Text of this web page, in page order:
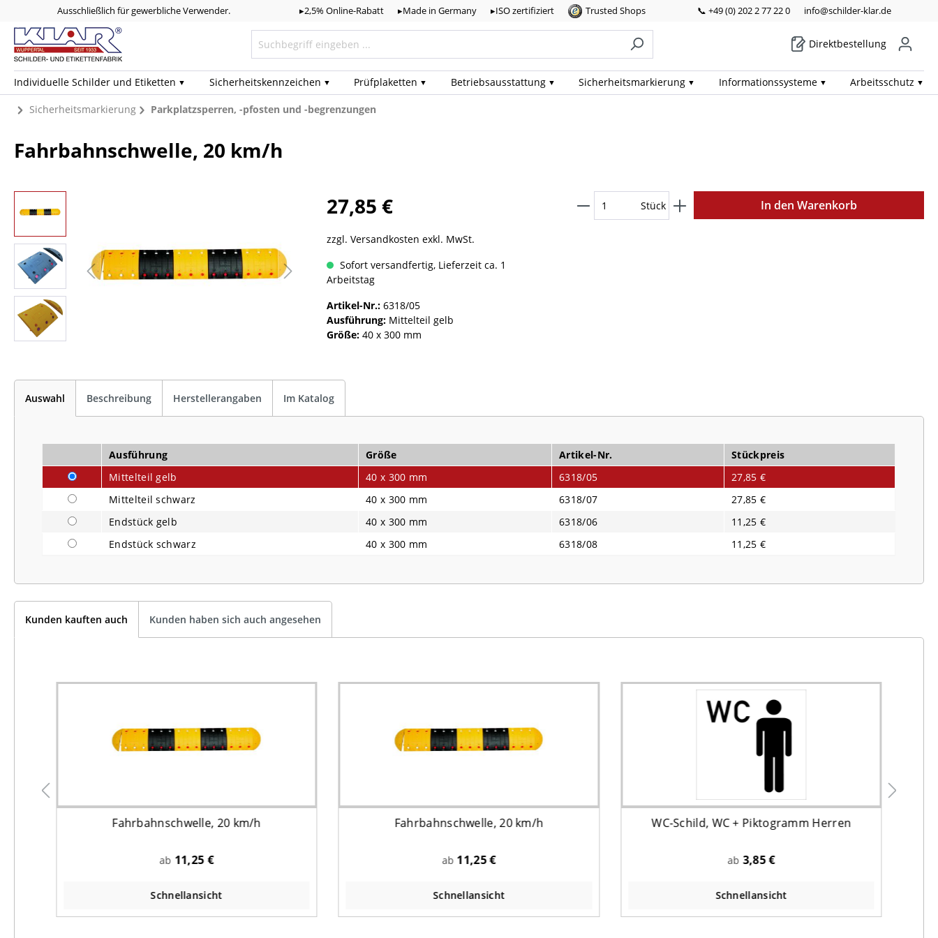
Ausschließlich für gewerbliche Verwender. ▸2,5% Online-Rabatt ▸Made in Germany ▸ISO zertifiziert Trusted Shops 📞 +49 (0) 202 2 77 22 0 info@schilder-klar.de
Direktbestellung
Individuelle Schilder und Etiketten Sicherheits­kennzeichen Prüf­plaketten Betriebs­ausstattung Sicherheits­markierung Informations­systeme Arbeits­schutz
Sicherheitsmarkierung Parkplatzsperren, -pfosten und -begrenzungen
Fahrbahnschwelle, 20 km/h
27,85 €
zzgl. Versandkosten exkl. MwSt.
Stück In den Warenkorb
Sofort versandfertig, Lieferzeit ca. 1
Arbeitstag
Artikel-Nr.: 6318/05
Ausführung: Mittelteil gelb
Größe: 40 x 300 mm
Auswahl Beschreibung Herstellerangaben Im Katalog
Ausführung Größe Artikel-Nr.
Stückpreis
Mittelteil gelb
40 x 300 mm 6318/05
27,85 €
Mittelteil schwarz
40 x 300 mm 6318/07
27,85 €
Endstück gelb
40 x 300 mm 6318/06
11,25 €
Endstück schwarz
40 x 300 mm 6318/08 11,25 €
Kunden kauften auch Kunden haben sich auch angesehen
Fahrbahnschwelle, 20 km/h
ab 11,25 €
Schnellansicht
Fahrbahnschwelle, 20 km/h
ab 11,25 €
Schnellansicht
WC-Schild, WC + Piktogramm Herren
ab3,85 €
Schnellansicht